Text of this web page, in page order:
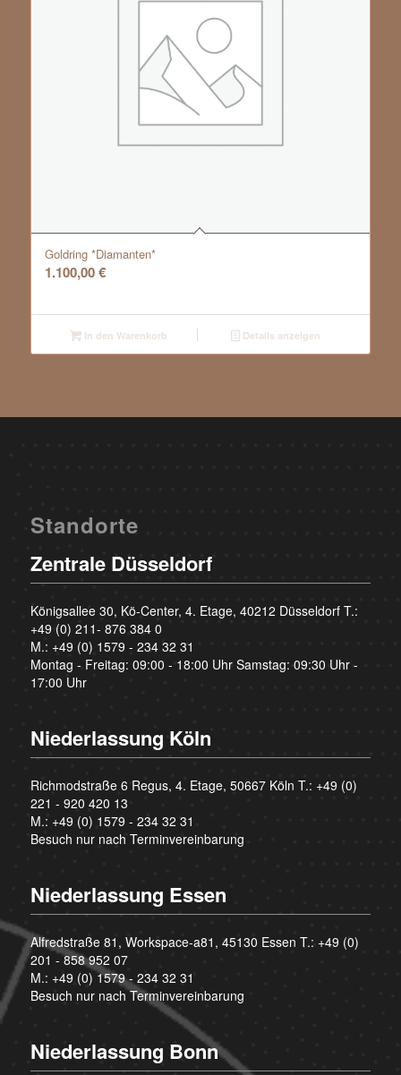
Goldring *Diamanten*
1.100,00€
In den Warenkorb Details anzeigen
Standorte
Zentrale Düsseldorf
Königsallee 30, Kö-Center, 4. Etage, 40212 Düsseldorf T.:
+49 (0) 211- 876 384 0
M.: +49 (0) 1579 - 234 32 31
Montag - Freitag: 09:00 - 18:00 Uhr Samstag: 09:30 Uhr -
17:00 Uhr
Niederlassung Köln
Richmodstraße 6 Regus, 4. Etage, 50667 Köln T.: +49 (0)
221 - 920 420 13
M.: +49 (0) 1579 - 234 32 31
Besuch nur nach Terminvereinbarung
Niederlassung Essen
Alfredstraße 81, Workspace-a81, 45130 Essen T.: +49 (0)
201 - 858 952 07
M.: +49 (0) 1579 - 234 32 31
Besuch nur nach Terminvereinbarung
Niederlassung Bonn